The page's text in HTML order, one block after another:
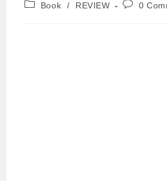
PostBook / REVIEW
Post0